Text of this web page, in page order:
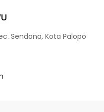
Sendana, Kota Palopo